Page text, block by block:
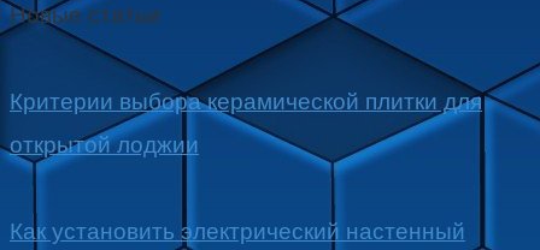
Новые статьи
Критерии выбора керамической плитки для
открытой лоджии
Как установить электрический настенный